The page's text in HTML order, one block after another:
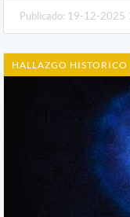
Publicado: 19-12-2025
HALLAZGO HISTORICO